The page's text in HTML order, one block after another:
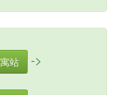
站 ->